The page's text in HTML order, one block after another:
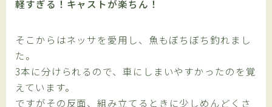
軽すぎる！キャストが楽ちん！
そこからはネッサを愛用し、魚もぼちぼち釣れまし
た。
3本に分けられるので、車にしまいやすかったのを覚
えています。
ですがその反面、組み立てるときに少しめんどくさ